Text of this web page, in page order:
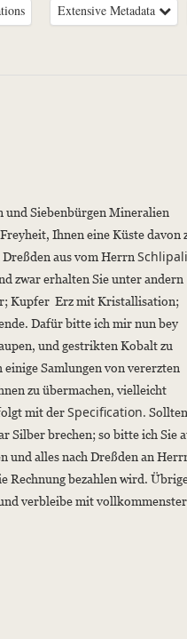
Extensive Metadata
Gottlob Werner, Band I (A)
und Siebenbürgen Mineralien
und Siebenbürgen Mineralien
Ihnen eine Küste davon
aus vom Herrn
zwar erhalten Sie unter andern
Kupfer Erz mit Kristallisation;
Dafür bitte ich mir nun bey
und gestrikten Kobalt zu
Samlungen von vererzten
zu übermachen, vielleicht
mit derSpecification. Sollten
Silber brechen; so bitte ich Sie
und alles nach Dreßden an
Rechnung bezahlen wird.
verbleibe mit vollkommenster